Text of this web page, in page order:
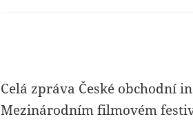
Celá zpráva České obchodní
Mezinárodním filmovém